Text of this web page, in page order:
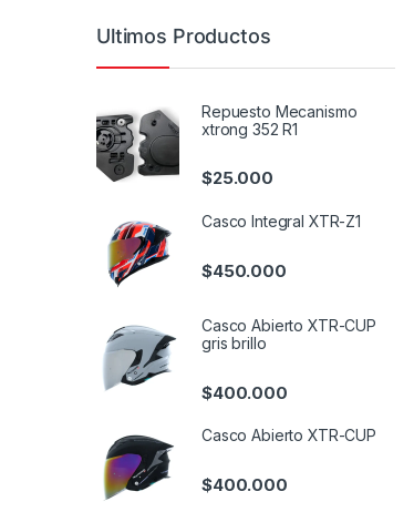
Ultimos Productos
Repuesto Mecanismo
xtrong 352 R1
$25.000
Casco Integral XTR-Z1
$450.000
Casco Abierto XTR-CUP
gris brillo
$400.000
Casco Abierto XTR-CUP
$400.000